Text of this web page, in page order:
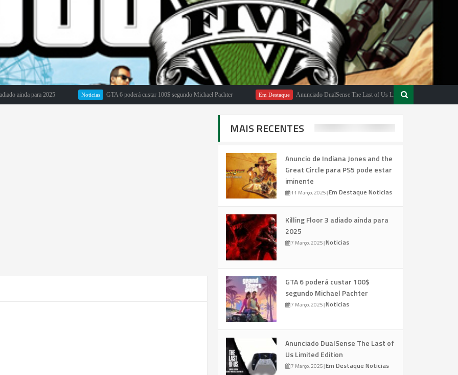
para 2025 GTA 6 poderá custar 100$ segundo Michael Pachter Em Destaque Anunciado DualSense The Last of Us Limited Edition
MAIS RECENTES
Anuncio de Indiana Jones and the
Great Circle para PS5 pode estar
iminente
11 Março, 2025|Em Destaque Noticias
Killing Floor 3 adiado ainda para
2025
7 Março, 2025|Noticias
GTA 6 poderá custar 100$
segundo Michael Pachter
7 Março, 2025|Noticias
Anunciado DualSense The Last of
Us Limited Edition
7 Março, 2025|Em Destaque Noticias